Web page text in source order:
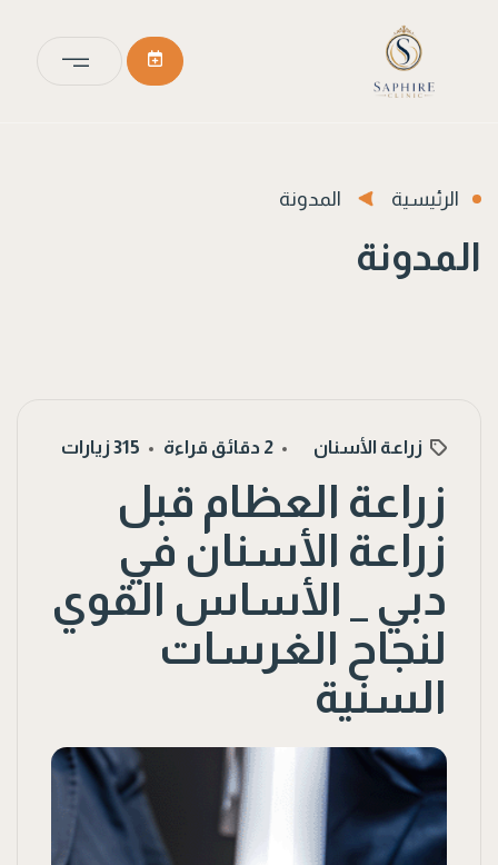
الرئيسية المدونة
المدونة
زراعة الأسنان 2 دقائق قراءة 315 زيارات
زراعة العظام قبل
زراعة الأسنان في
دبي _ الأساس القوي
لنجاح الغرسات
السنية